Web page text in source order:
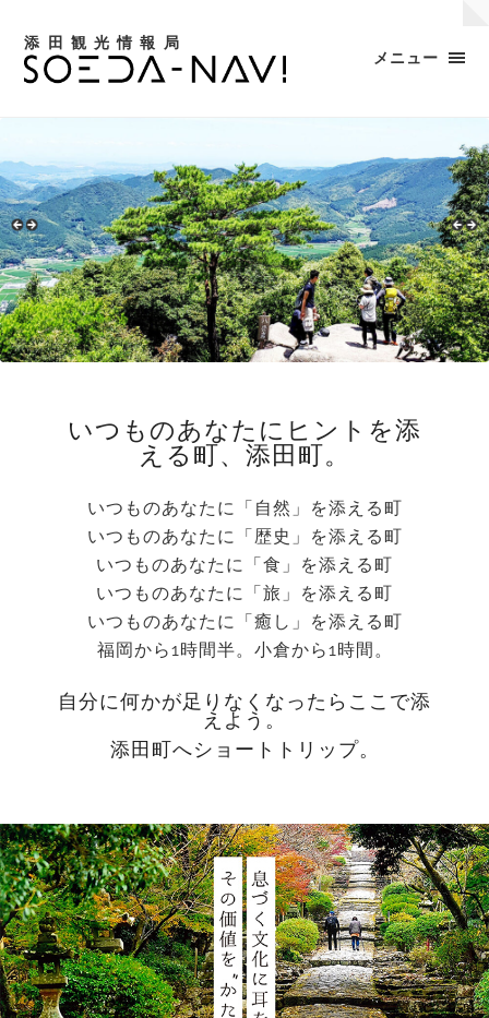
添田観光情報局
メニュー
いつものあなたにヒントを添
える町、添田町。
いつものあなたに「自然」を添える町
いつものあなたに「歴史」を添える町
いつものあなたに「食」を添える町
いつものあなたに「旅」を添える町
いつものあなたに「癒し」を添える町
福岡から1時間半。小倉から1時間。
自分に何かが足りなくなったらここで添
えよう。
添田町へショートトリップ。